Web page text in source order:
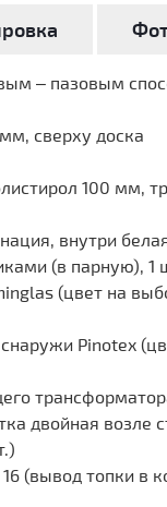
– пазовым
сверху доска
100 мм,
внутри
(в парную), 1
(цвет на
Pinotex
двойная возле
(вывод топки в